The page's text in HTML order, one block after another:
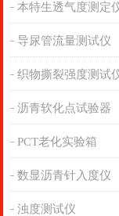
本特生透气度测定
导尿管流量测试仪
织物撕裂强度测试
沥青软化点试验器
PCT老化实验箱
数显沥青针入度仪
浊度测试仪